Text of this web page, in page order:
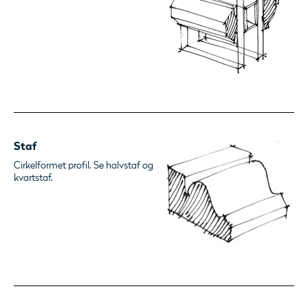
Staf
Cirkelformet profil. Se halvstaf og
kvartstaf.